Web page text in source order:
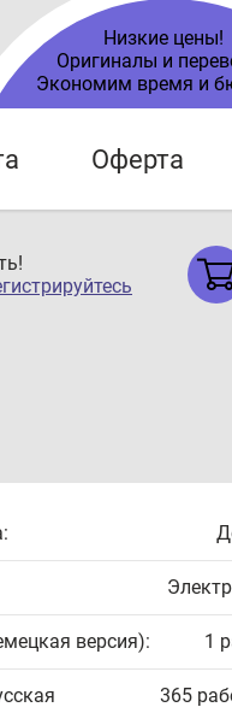
Низкие цены!
Оригиналы и
Экономим время и
Оферта
версия): 1
365